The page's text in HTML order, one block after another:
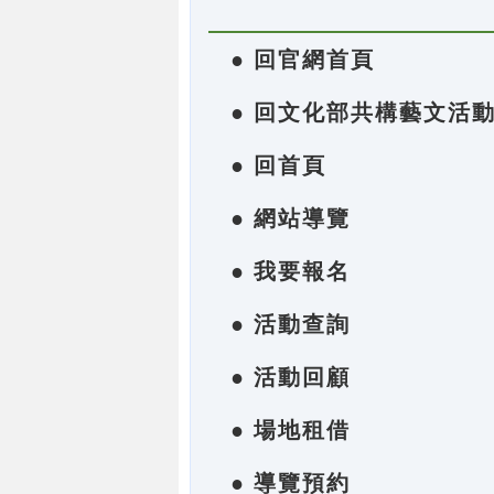
● 回官網首頁
● 回文化部共構藝文活
● 回首頁
● 網站導覽
● 我要報名
● 活動查詢
● 活動回顧
● 場地租借
● 導覽預約